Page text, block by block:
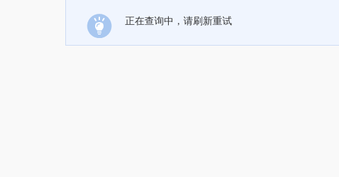
正在查询中，请刷新重试